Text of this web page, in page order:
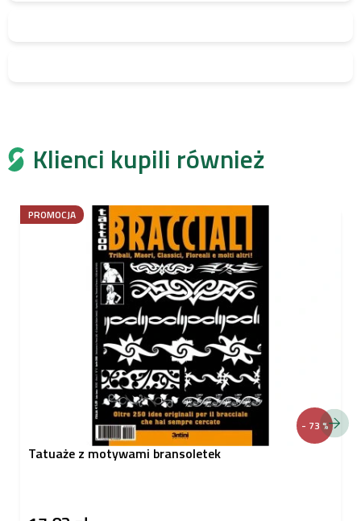
Klienci kupili również
- 73 %
PROMOCJA
Tatuaże z motywami bransoletek